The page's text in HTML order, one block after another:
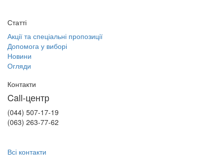
Статті
Акції та спеціальні пропозиції
Допомога у виборі
Новини
Огляди
Контакти
Call-центр
(044) 507-17-19
(063) 263-77-62
Всі контакти